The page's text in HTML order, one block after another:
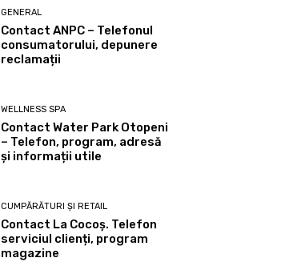
GENERAL
Contact ANPC – Telefonul
consumatorului, depunere
reclamații
WELLNESS SPA
Contact Water Park Otopeni
– Telefon, program, adresă
și informații utile
CUMPĂRĂTURI ȘI RETAIL
Contact La Cocoș. Telefon
serviciul clienți, program
magazine